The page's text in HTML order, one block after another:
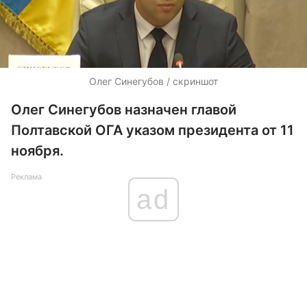
Олег Синегубов / скриншот
Олег Синегубов назначен главой
Полтавской ОГА указом президента от 11
ноября.
Реклама
ad